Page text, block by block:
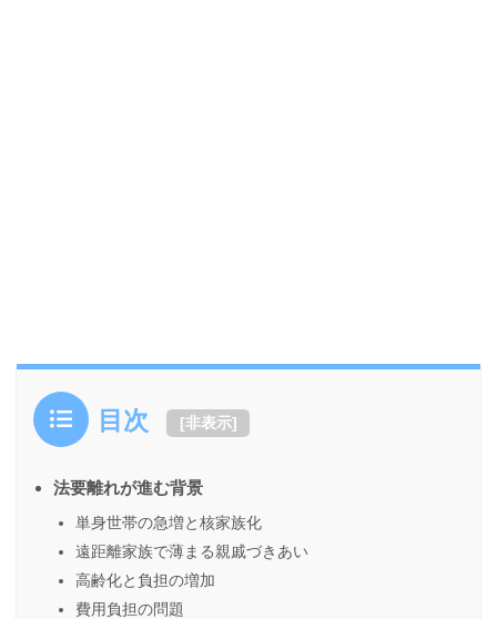
目次 [非表示]
法要離れが進む背景
単身世帯の急増と核家族化
遠距離家族で薄まる親戚づきあい
高齢化と負担の増加
費用負担の問題